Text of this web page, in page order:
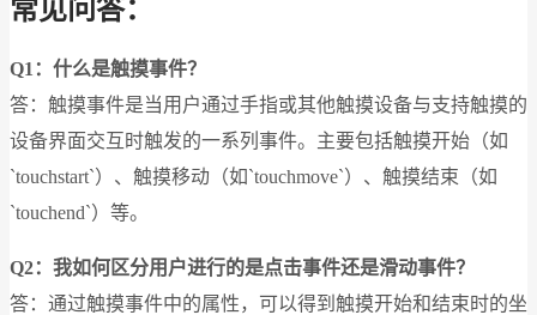
常见问答：
Q1：什么是触摸事件？
答：触摸事件是当用户通过手指或其他触摸设备与支持触摸的
设备界面交互时触发的一系列事件。主要包括触摸开始（如
`touchstart`）、触摸移动（如`touchmove`）、触摸结束（如
`touchend`）等。
Q2：我如何区分用户进行的是点击事件还是滑动事件？
答：通过触摸事件中的属性，可以得到触摸开始和结束时的坐